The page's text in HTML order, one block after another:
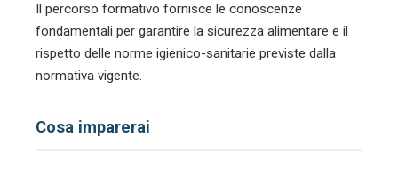
Il percorso formativo fornisce le conoscenze
fondamentali per garantire la sicurezza alimentare e il
rispetto delle norme igienico-sanitarie previste dalla
normativa vigente.
Cosa imparerai